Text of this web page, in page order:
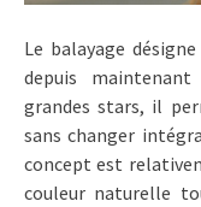
Le balayage
depuis
grandes stars, il
sans changer
concept est
couleur naturelle